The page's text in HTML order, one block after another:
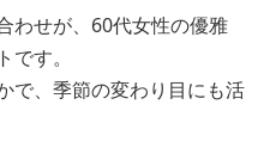
わせが、60代女性の優雅
す。
で、季節の変わり目にも活